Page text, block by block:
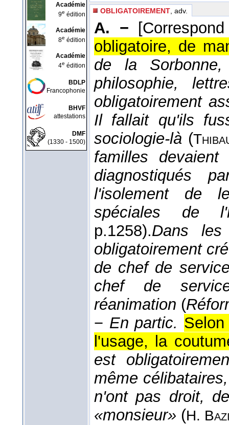
Académie
9e édition
Académie
8e édition
Académie
4e édition
BDLP
Francophonie
BHVF
attestations
DMF
(1330 - 1500)
OBLIGATOIREMENT , adv.
A. −
obligatoire, de
de la
philosophie,
obligatoirement
Il fallait qu'ils
sociologie-là (
familles
diagnostiqués
l'isolement de
spéciales de
p.1258).Dans
obligatoirement
de chef de
chef de
réanimation (
− En partic.
l'usage, la
est
même
n'ont pas droit,
«monsieur» (H.